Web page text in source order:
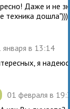
Даже и не
техника дошла")))
января в 13:14
я
01 февраля в